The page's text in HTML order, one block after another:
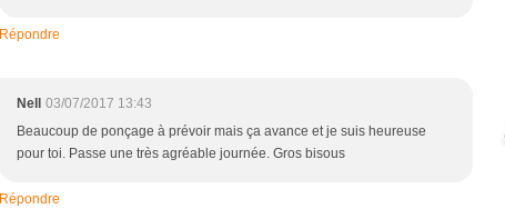
Répondre
Nell
03/07/2017 13:43
Beaucoup de ponçage à prévoir mais ça avance et je suis heureuse
pour toi. Passe une très agréable journée. Gros bisous
Répondre